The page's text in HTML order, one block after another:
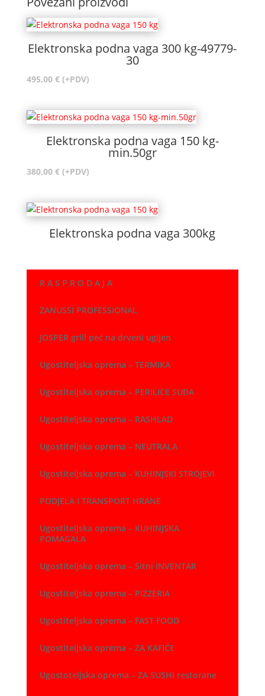
Elektronska podna vaga 300 kg-49779-
30
495,00 € (+PDV)
Elektronska podna vaga 150 kg-
min.50gr
380,00 € (+PDV)
Elektronska podna vaga 300kg
R A S P R O D A J A
ZANUSSI PROFESSIONAL
JOSPER grill peć na drveni ugljen
Ugostiteljska oprema – TERMIKA
Ugostiteljska oprema – PERILICE SUĐA
Ugostiteljska oprema – RASHLAD
Ugostiteljska oprema – NEUTRALA
Ugostiteljska oprema – KUHINJSKI STROJEVI
PODJELA I TRANSPORT HRANE
Ugostiteljska oprema – KUHINJSKA
POMAGALA
Ugostiteljska oprema – Sitni INVENTAR
Ugostiteljska oprema – PIZZERIA
Ugostiteljska oprema – FAST FOOD
Ugostiteljska oprema – ZA KAFIĆE
Ugostoteljska oprema – ZA SUSHI restorane